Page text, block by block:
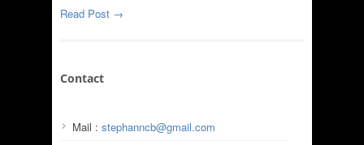
Read Post →
Contact
Mail : stephanncb@gmail.com